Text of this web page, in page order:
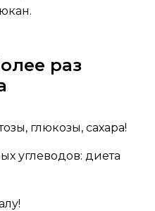
раз
глюкозы, сахара!
углеводов: диета